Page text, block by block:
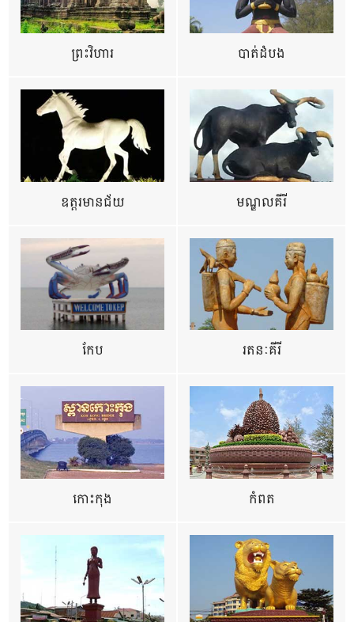
ព្រះវិហារ បាត់ដំបង
ឧត្ដរមានជ័យ មណ្ឌលគីរី
កែប រតនៈគីរី
កោះកុង កំពត